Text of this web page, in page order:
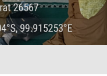
kita wujudkan
dan adil mulai dari